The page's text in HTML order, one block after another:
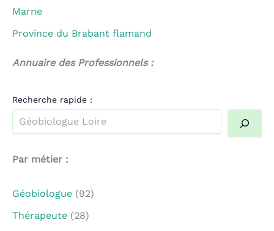
Marne
Province du Brabant flamand
Annuaire des Professionnels :
Recherche rapide :
Par métier :
Géobiologue (92)
Thérapeute (28)